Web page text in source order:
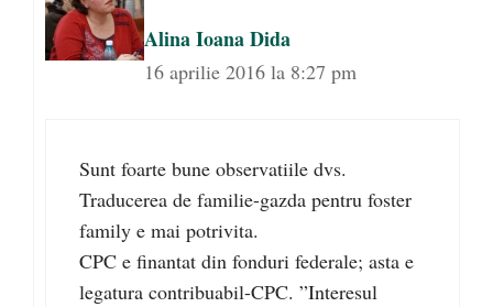
Alina Ioana Dida
16 aprilie 2016 la 8:27 pm
Sunt foarte bune observatiile dvs.
Traducerea de familie-gazda pentru foster
family e mai potrivita.
CPC e finantat din fonduri federale; asta e
legatura contribuabil-CPC. ”Interesul